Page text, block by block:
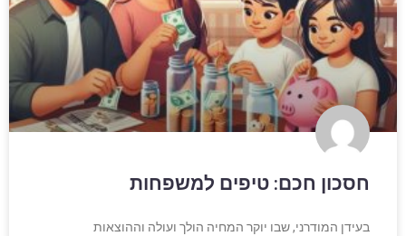
חסכון חכם: טיפים למשפחות
בעידן המודרני, שבו יוקר המחיה הולך ועולה וההוצאות